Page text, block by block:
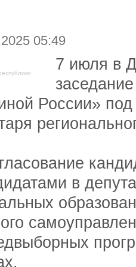
05:49
7 июля в
России»
в